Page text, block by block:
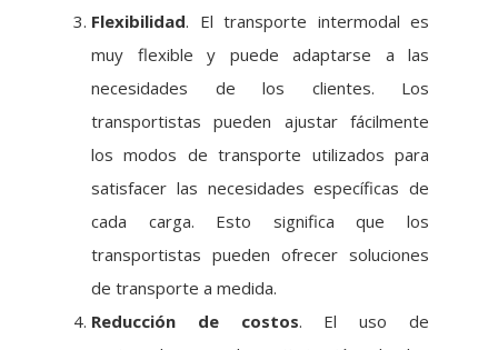
Flexibilidad. El transporte intermodal es
muy flexible y puede adaptarse a las
necesidades de los clientes. Los
transportistas pueden ajustar fácilmente
los modos de transporte utilizados para
satisfacer las necesidades específicas de
cada carga. Esto significa que los
transportistas pueden ofrecer soluciones
de transporte a medida.
Reducción de costos. El uso de